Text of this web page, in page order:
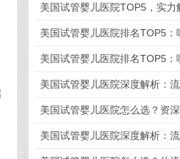
美国试管婴儿医院TOP5，实力